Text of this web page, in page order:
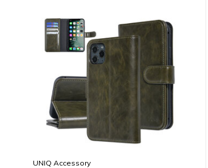
UNIQ Accessory